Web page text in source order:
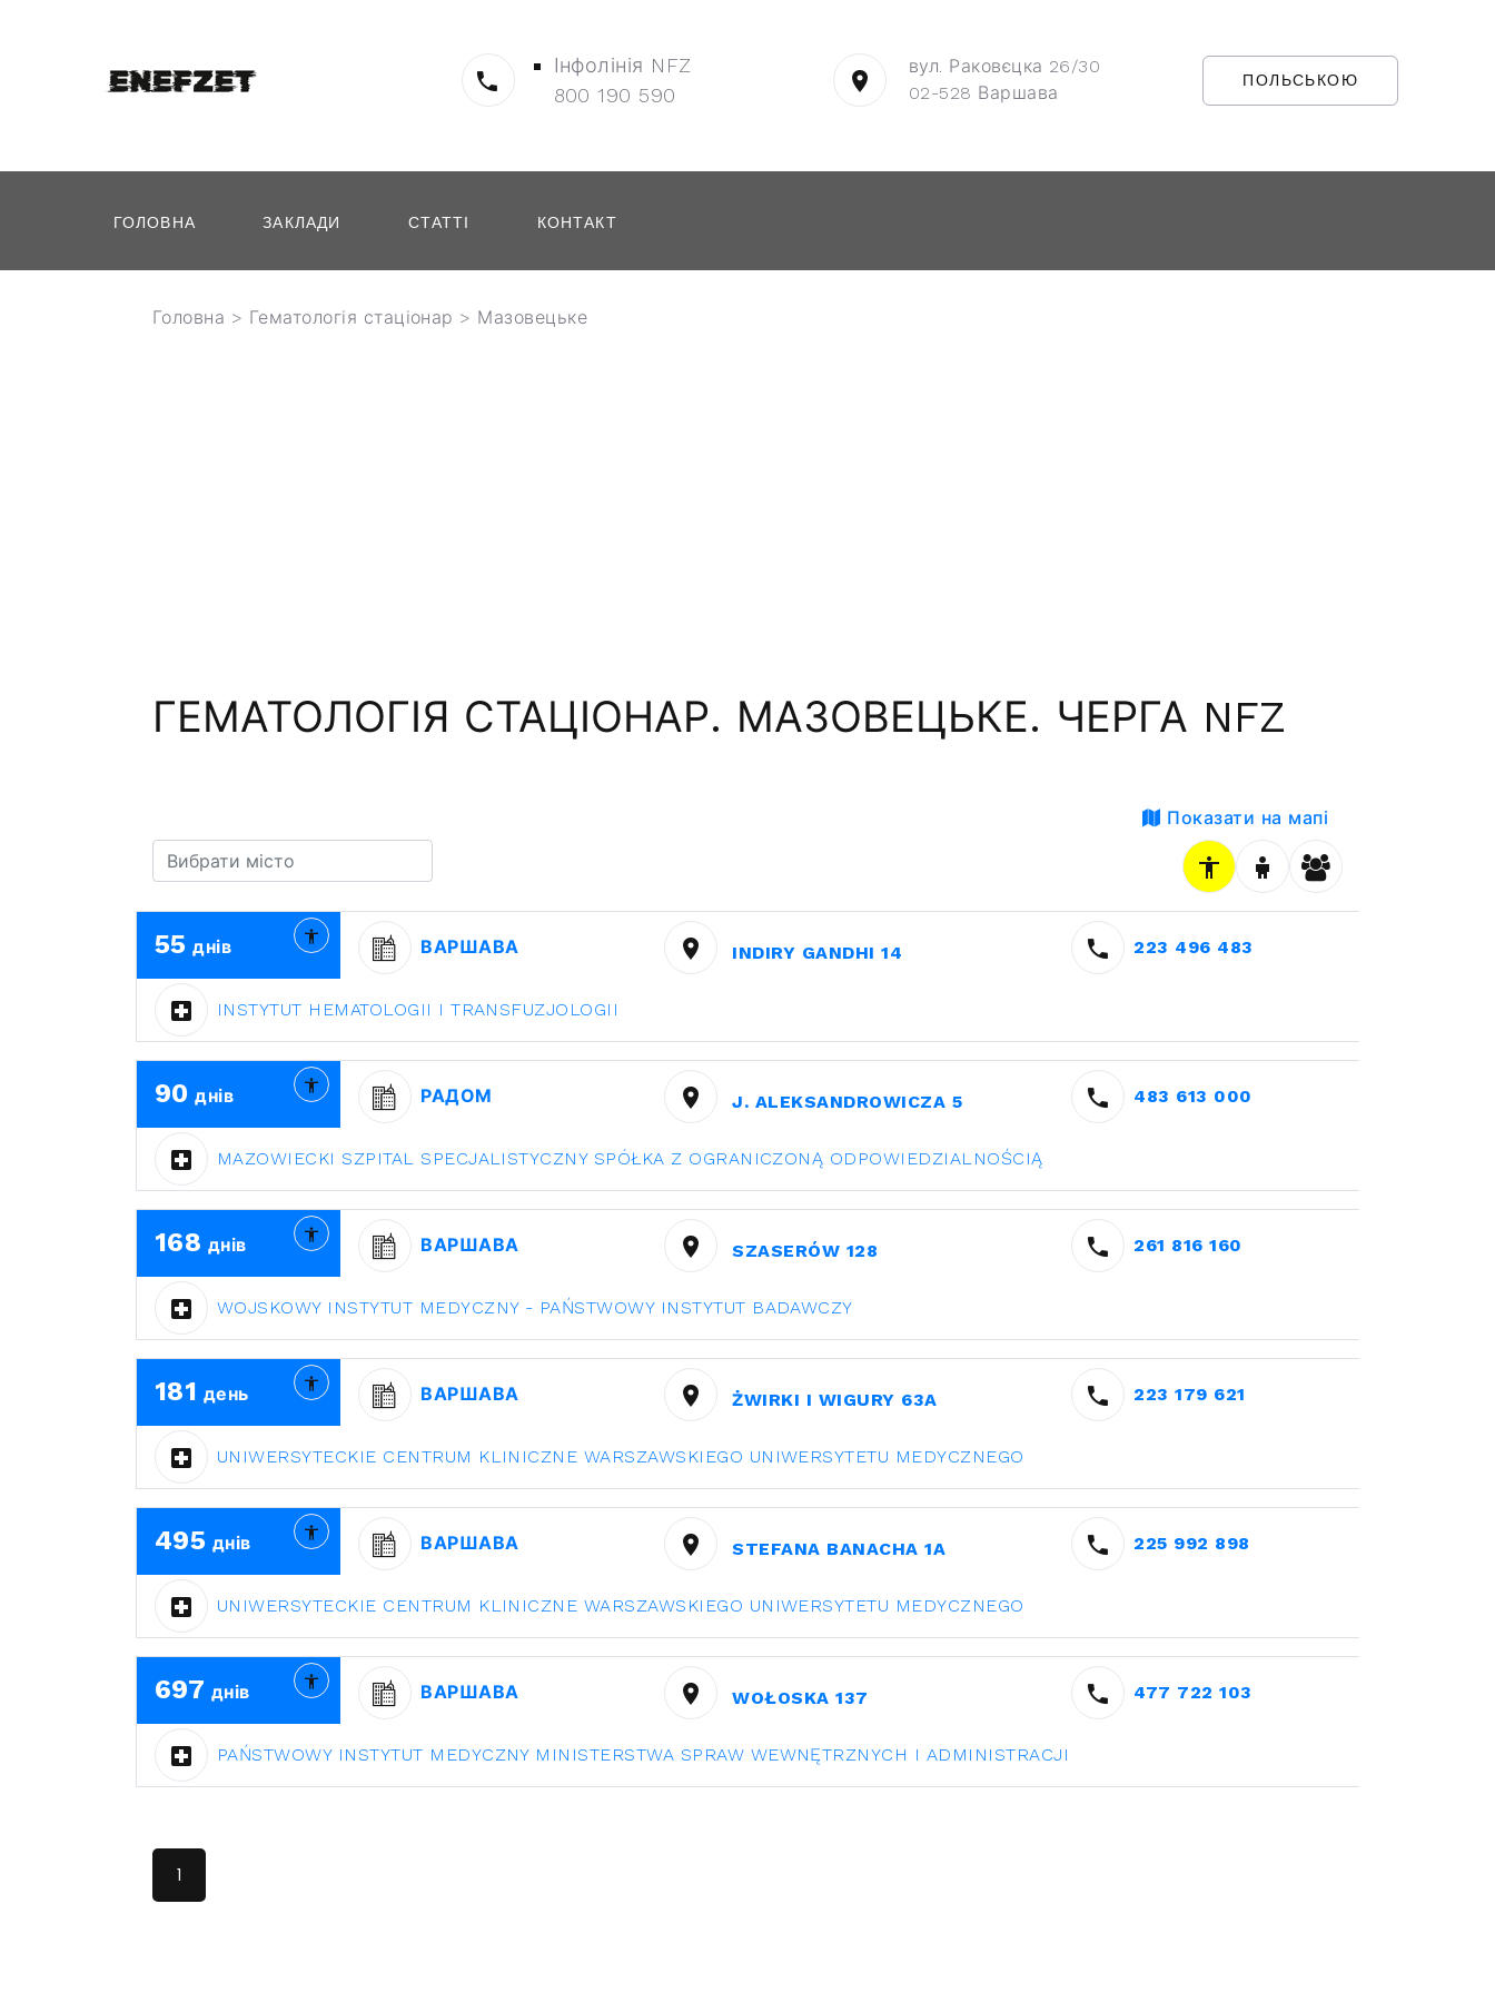
Інфолінія NFZ
800 190 590
вул. Раковєцка 26/30
02-528 Варшава
ПОЛЬСЬКОЮ
ГОЛОВНА ЗАКЛАДИ СТАТТІ КОНТАКТ
Головна > Гематологія стаціонар > Мазовецьке
ГЕМАТОЛОГІЯ СТАЦІОНАР. МАЗОВЕЦЬКЕ. ЧЕРГА NFZ
Показати на мапі
55 днів ВАРШАВА INDIRY GANDHI 14 223 496 483
INSTYTUT HEMATOLOGII I TRANSFUZJOLOGII
90 днів РАДОМ J. ALEKSANDROWICZA 5 483 613 000
MAZOWIECKI SZPITAL SPECJALISTYCZNY SPÓŁKA Z OGRANICZONĄ ODPOWIEDZIALNOŚCIĄ
168 днів ВАРШАВА SZASERÓW 128 261 816 160
WOJSKOWY INSTYTUT MEDYCZNY - PAŃSTWOWY INSTYTUT BADAWCZY
181 день ВАРШАВА ŻWIRKI I WIGURY 63A 223 179 621
UNIWERSYTECKIE CENTRUM KLINICZNE WARSZAWSKIEGO UNIWERSYTETU MEDYCZNEGO
495 днів ВАРШАВА STEFANA BANACHA 1A 225 992 898
UNIWERSYTECKIE CENTRUM KLINICZNE WARSZAWSKIEGO UNIWERSYTETU MEDYCZNEGO
697 днів ВАРШАВА WOŁOSKA 137 477 722 103
PAŃSTWOWY INSTYTUT MEDYCZNY MINISTERSTWA SPRAW WEWNĘTRZNYCH I ADMINISTRACJI
1